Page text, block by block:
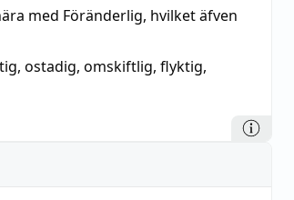
med Föränderlig, hvilket äfven
, ostadig, omskiftlig, flyktig,